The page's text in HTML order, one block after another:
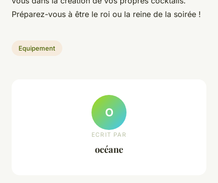
Préparez-vous à être le roi ou la reine de la soirée !
Equipement
O
ECRIT PAR
océane